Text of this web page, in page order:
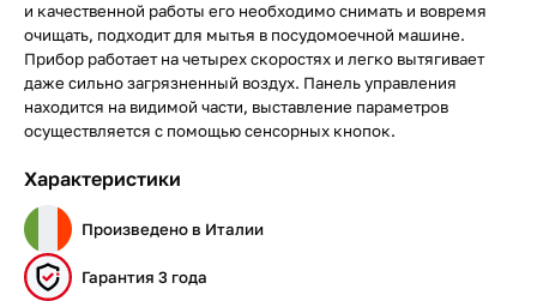
и качественной работы его необходимо снимать и вовремя
очищать, подходит для мытья в посудомоечной машине.
Прибор работает на четырех скоростях и легко вытягивает
даже сильно загрязненный воздух. Панель управления
находится на видимой части, выставление параметров
осуществляется с помощью сенсорных кнопок.
Характеристики
Произведено в Италии
Гарантия 3 года